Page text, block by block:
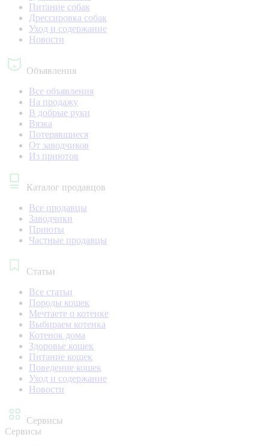
Питание собак
Дрессировка собак
Уход и содержание
Новости
Объявления
Все объявления
На продажу
В добрые руки
Вязка
Потерявшиеся
От заводчиков
Из приютов
Каталог продавцов
Все продавцы
Заводчики
Приюты
Частные продавцы
Статьи
Все статьи
Породы кошек
Мечтаете о котенке
Выбираем котенка
Котенок дома
Здоровье кошек
Питание кошек
Поведение кошек
Уход и содержание
Новости
Сервисы
Сервисы